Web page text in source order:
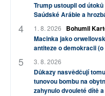
Trump ustoupil od
Saúdské Arábie a
1. 8. 2026
Bohumil
Macinka jako
antiteze o demokracii
3. 8. 2026
Důkazy nasvědčují
tunovou bombu na
zahynulo dvouleté dítě